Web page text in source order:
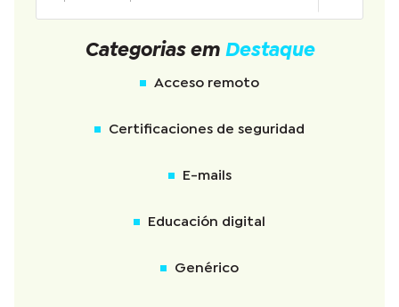
Categorias em Destaque
Acceso remoto
Certificaciones de seguridad
E-mails
Educación digital
Genérico